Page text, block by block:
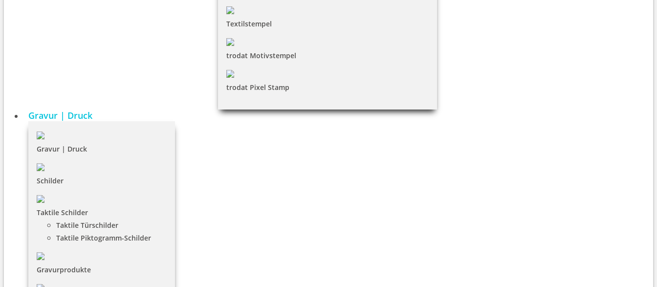
Textilstempel
trodat Motivstempel
trodat Pixel Stamp
Gravur | Druck
Gravur | Druck
Schilder
Taktile Schilder
Taktile Türschilder
Taktile Piktogramm-Schilder
Gravurprodukte